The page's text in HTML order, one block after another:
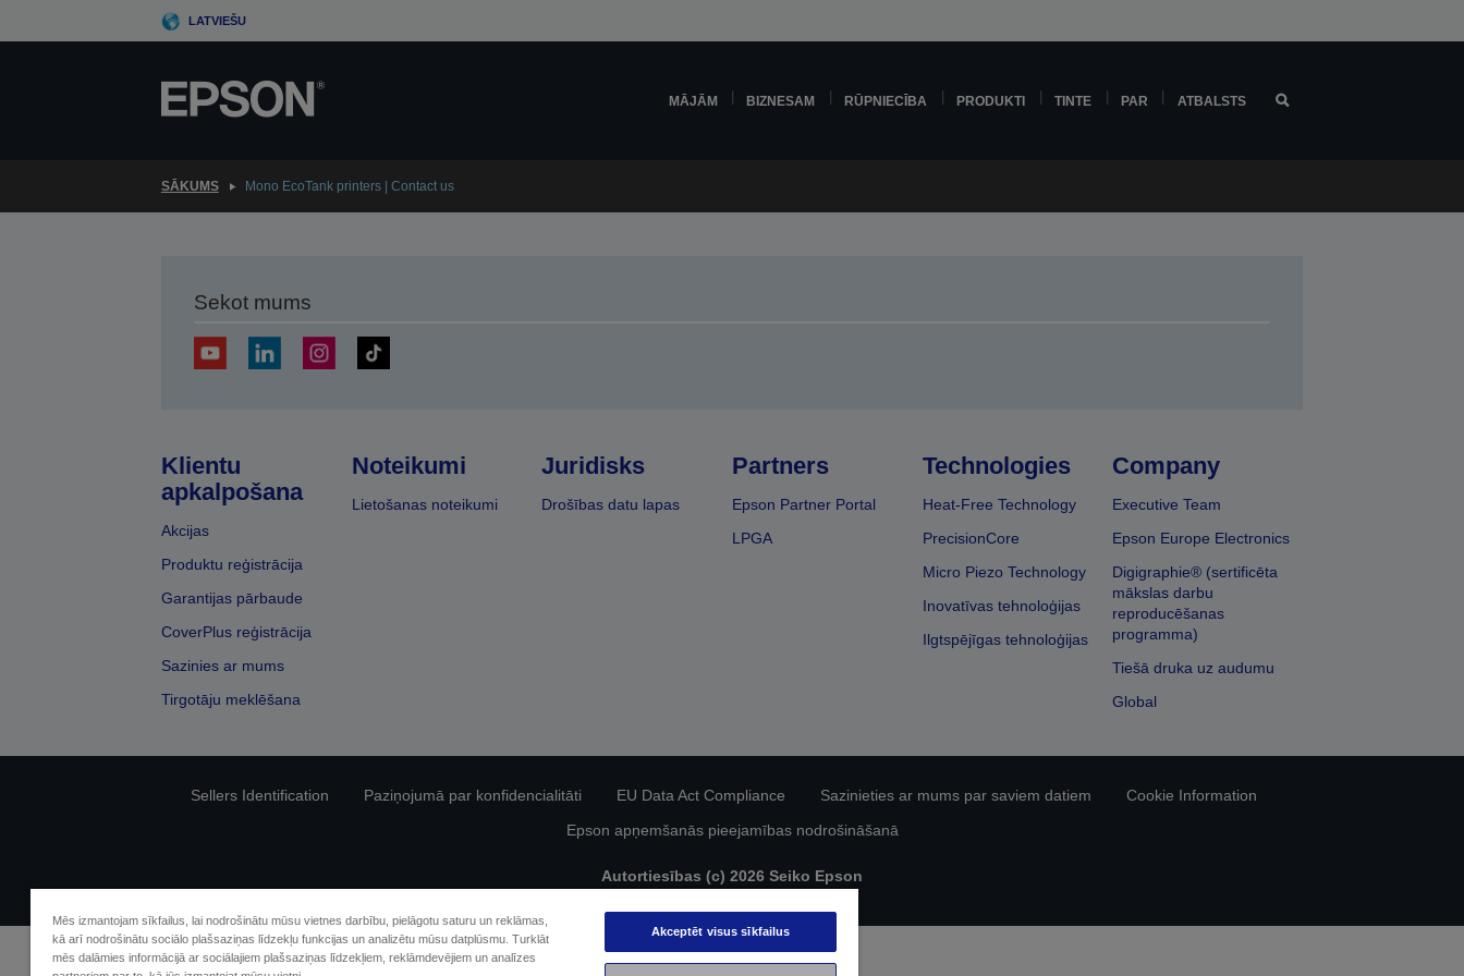
to
LATVIEŠU
MĀJĀM BIZNESAM RŪPNIECĪBA PRODUKTI TINTE PAR ATBALSTS
SĀKUMS Mono EcoTank printers | Contact us
Sekot mums
Klientu
apkalpošana
Akcijas
Produktu reģistrācija
Garantijas pārbaude
CoverPlus reģistrācija
Sazinies ar mums
Tirgotāju meklēšana
Noteikumi
Lietošanas noteikumi
Juridisks
Drošības datu lapas
Partners
Epson Partner Portal
LPGA
Technologies
Heat-Free Technology
PrecisionCore
Micro Piezo Technology
Inovatīvas tehnoloģijas
Ilgtspējīgas tehnoloģijas
Company
Executive Team
Epson Europe Electronics
Digigraphie® (sertificēta
mākslas darbu
reproducēšanas
programma)
Tiešā druka uz audumu
Global
Sellers Identification Paziņojumā par konfidencialitāti EU Data Act Compliance Sazinieties ar mums par saviem datiem
Cookie Information
Epson apņemšanās pieejamības nodrošināšanā
Autortiesības (c) 2026 Seiko Epson
Mēs izmantojam sīkfailus, lai nodrošinātu mūsu vietnes darbību, pielāgotu saturu un reklāmas,
kā arī nodrošinātu sociālo plašsaziņas līdzekļu funkcijas un analizētu mūsu datplūsmu. Turklāt
mēs dalāmies informācijā ar sociālajiem plašsaziņas līdzekļiem, reklāmdevējiem un analīzes
Akceptēt visus sīkfailus